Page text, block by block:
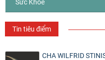
Sức Khỏe
Tin tiêu điểm
CHA WILFRID